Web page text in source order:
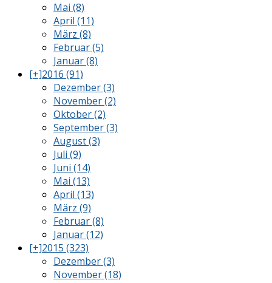
Mai (8)
April (11)
März (8)
Februar (5)
Januar (8)
[+]2016 (91)
Dezember (3)
November (2)
Oktober (2)
September (3)
August (3)
Juli (9)
Juni (14)
Mai (13)
April (13)
März (9)
Februar (8)
Januar (12)
[+]2015 (323)
Dezember (3)
November (18)